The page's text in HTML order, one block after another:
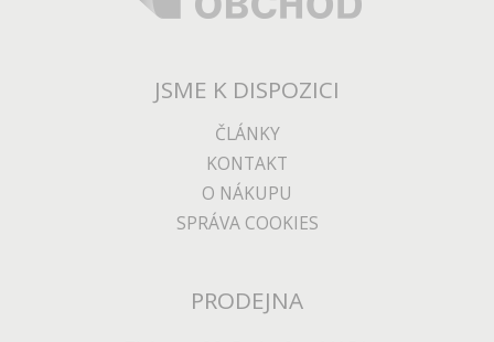
JSME K DISPOZICI
ČLÁNKY
KONTAKT
O NÁKUPU
SPRÁVA COOKIES
PRODEJNA